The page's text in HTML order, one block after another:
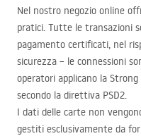
Nel nostro negozio online
pratici. Tutte le transazioni
pagamento certificati, nel
sicurezza – le connessioni
operatori applicano la
secondo la direttiva PSD2.
I dati delle carte non
gestiti esclusivamente da